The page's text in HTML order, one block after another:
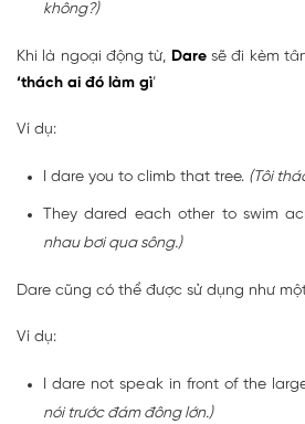
không?)
Khi là ngoại động từ, Daresẽ đi kèm
‘thách ai đó làm gì’
Ví dụ:
I dare you to climb that tree. (Tôi
They dared each other to swim
nhau bơi qua sông.)
Dare cũng có thể được sử dụng như
Ví dụ:
I dare not speak in front of the
nói trước đám đông lớn.)